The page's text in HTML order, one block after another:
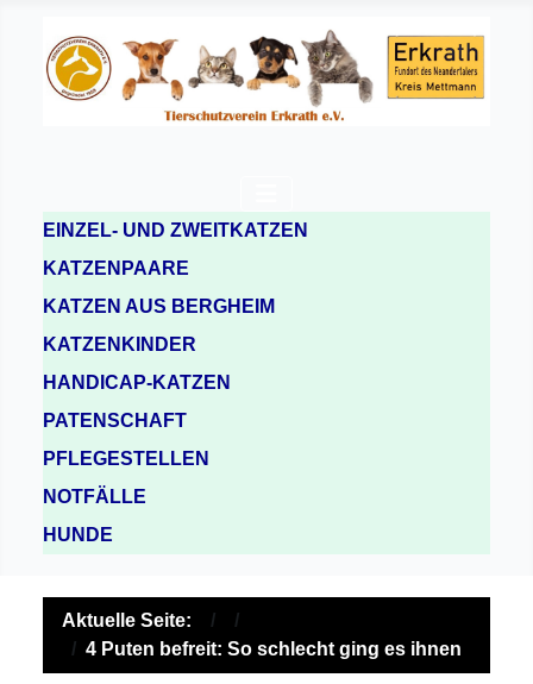
EINZEL- UND ZWEITKATZEN
KATZENPAARE
KATZEN AUS BERGHEIM
KATZENKINDER
HANDICAP-KATZEN
PATENSCHAFT
PFLEGESTELLEN
NOTFÄLLE
HUNDE
Aktuelle Seite:
4 Puten befreit: So schlecht ging es ihnen